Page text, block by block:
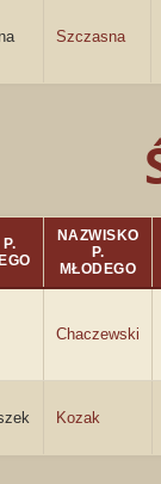
Szczasna
P.
NAZWISKO
P.
MŁODEGO
Chaczewski
Kozak